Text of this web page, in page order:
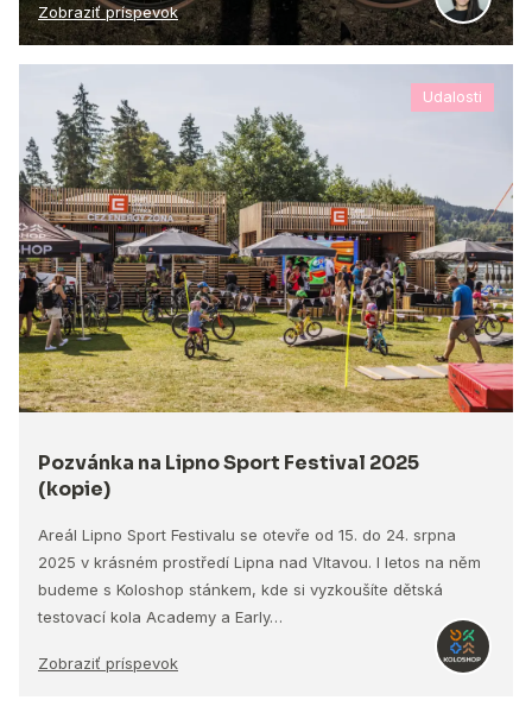
Zobraziť príspevok
Udalosti
Pozvánka na Lipno Sport Festival 2025
(kopie)
Areál Lipno Sport Festivalu se otevře od 15. do 24. srpna
2025 v krásném prostředí Lipna nad Vltavou. I letos na něm
budeme s Koloshop stánkem, kde si vyzkoušíte dětská
testovací kola Academy a Early…
Zobraziť príspevok